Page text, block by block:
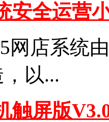
安全运营
网店系统
以...
触屏版